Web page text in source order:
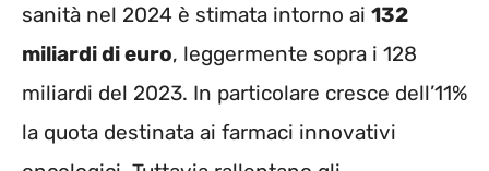
sanità nel 2024 è stimata intorno ai 132
miliardi di euro, leggermente sopra i 128
miliardi del 2023. In particolare cresce dell’11%
la quota destinata ai farmaci innovativi